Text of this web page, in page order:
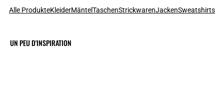
Alle ProdukteKleiderMäntelTaschenStrickwarenJackenSweatshirts
UN PEU D'INSPIRATION